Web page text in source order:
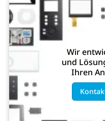
Wir
und
Ihren